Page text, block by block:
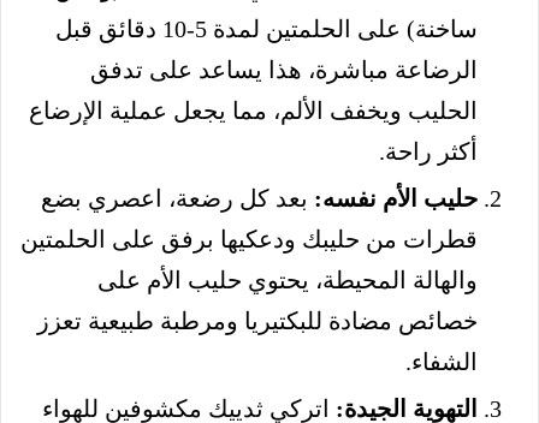
ساخنة) على الحلمتين لمدة 5-10 دقائق قبل
الرضاعة مباشرة، هذا يساعد على تدفق
الحليب ويخفف الألم، مما يجعل عملية الإرضاع
أكثر راحة.
حليب الأم نفسه: بعد كل رضعة، اعصري بضع
قطرات من حليبك ودعكيها برفق على الحلمتين
والهالة المحيطة، يحتوي حليب الأم على
خصائص مضادة للبكتيريا ومرطبة طبيعية تعزز
الشفاء.
التهوية الجيدة: اتركي ثدييك مكشوفين للهواء